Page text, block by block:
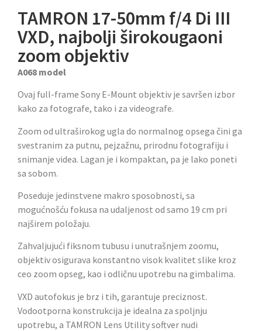
TAMRON 17-50mm f/4 Di III
VXD, najbolji širokougaoni
zoom objektiv
A068 model
Ovaj full-frame Sony E-Mount objektiv je savršen izbor
kako za fotografe, tako i za videografe.
Zoom od ultraširokog ugla do normalnog opsega čini ga
svestranim za putnu, pejzažnu, prirodnu fotografiju i
snimanje videa. Lagan je i kompaktan, pa je lako poneti
sa sobom.
Poseduje jedinstvene makro sposobnosti, sa
mogućnošću fokusa na udaljenost od samo 19 cm pri
najširem položaju.
Zahvaljujući fiksnom tubusu i unutrašnjem zoomu,
objektiv osigurava konstantno visok kvalitet slike kroz
ceo zoom opseg, kao i odličnu upotrebu na gimbalima.
VXD autofokus je brz i tih, garantuje preciznost.
Vodootporna konstrukcija je idealna za spoljnju
upotrebu, a TAMRON Lens Utility softver nudi